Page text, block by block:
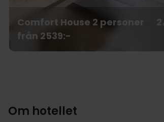
Comfort House 2 personer
2
från 2539:-
Om hotellet